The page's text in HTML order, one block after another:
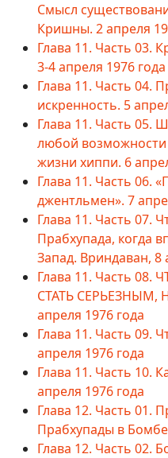
Смысл
Кришны. 2 апреля
Глава 11. Часть 03.
3-4 апреля 1976 года
Глава 11. Часть 04.
искренность. 5
Глава 11. Часть 05.
любой
жизни хиппи. 6
Глава 11. Часть
джентльмен». 7
Глава 11. Часть 07.
Прабхупада, когда
Запад. Вриндаван, 8
Глава 11. Часть
СТАТЬ СЕРЬЕЗНЫМ,
апреля 1976 года
Глава 11. Часть 09.
апреля 1976 года
Глава 11. Часть 10.
апреля 1976 года
Глава 12. Часть 01.
Прабхупады в
Глава 12. Часть 02.